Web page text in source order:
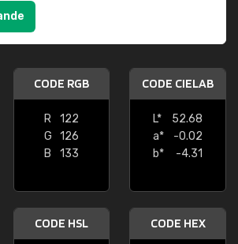
CODE RGB
R
122
G
126
B
133
CODE CIELAB
L*
52.68
a*
-0.02
b*
-4.31
CODE HSL CODE HEX